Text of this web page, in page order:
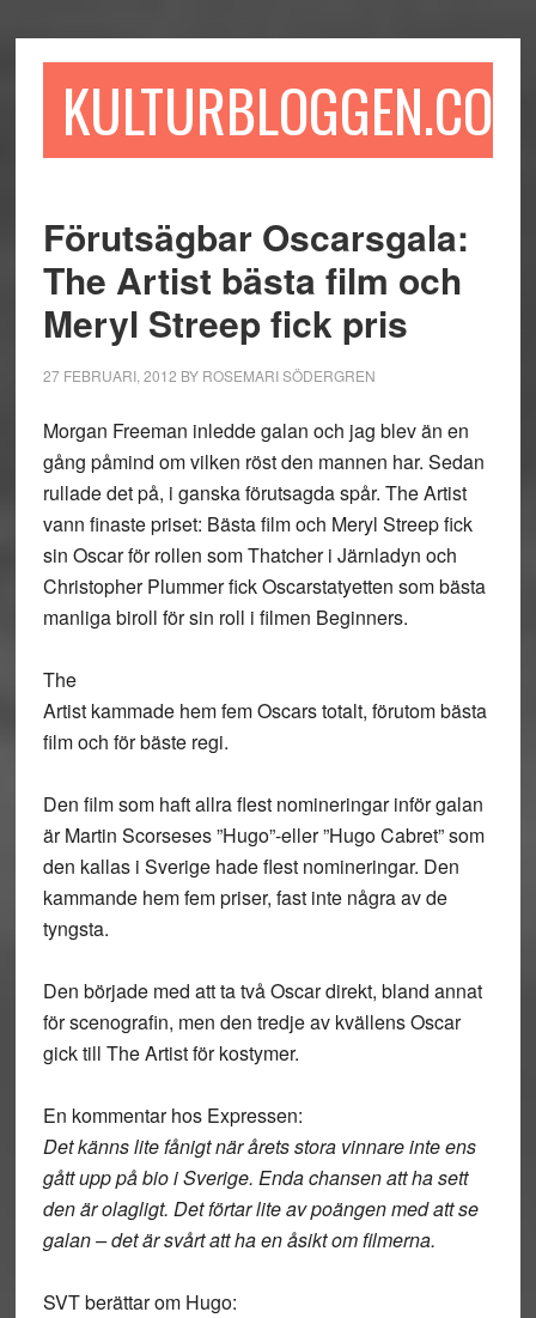
till
till
sidofältet
till
KULTURBLOGGEN.COM
Förutsägbar Oscarsgala:
The Artist bästa film och
Meryl Streep fick pris
27 FEBRUARI, 2012 BY ROSEMARI SÖDERGREN
Morgan Freeman inledde galan och jag blev än en
gång påmind om vilken röst den mannen har. Sedan
rullade det på, i ganska förutsagda spår. The Artist
vann finaste priset: Bästa film och Meryl Streep fick
sin Oscar för rollen som Thatcher i Järnladyn och
Christopher Plummer fick Oscarstatyetten som bästa
manliga biroll för sin roll i filmen Beginners.
The
Artist kammade hem fem Oscars totalt, förutom bästa
film och för bäste regi.
Den film som haft allra flest nomineringar inför galan
är Martin Scorseses ”Hugo”-eller ”Hugo Cabret” som
den kallas i Sverige hade flest nomineringar. Den
kammande hem fem priser, fast inte några av de
tyngsta.
Den började med att ta två Oscar direkt, bland annat
för scenografin, men den tredje av kvällens Oscar
gick till The Artist för kostymer.
En kommentar hos Expressen:
Det känns lite fånigt när årets stora vinnare inte ens
gått upp på bio i Sverige. Enda chansen att ha sett
den är olagligt. Det förtar lite av poängen med att se
galan – det är svårt att ha en åsikt om filmerna.
SVT berättar om Hugo: